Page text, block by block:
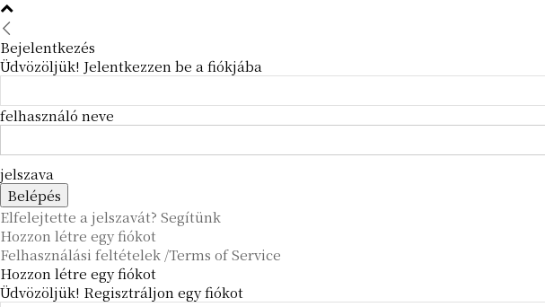
Bejelentkezés
Üdvözöljük! Jelentkezzen be a fiókjába
felhasználó neve
jelszava
Elfelejtette a jelszavát? Segítünk
Hozzon létre egy fiókot
Felhasználási feltételek /Terms of Service
Hozzon létre egy fiókot
Üdvözöljük! Regisztráljon egy fiókot